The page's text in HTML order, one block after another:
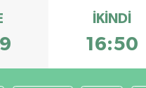
İKINDI
16:50